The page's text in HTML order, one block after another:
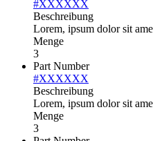
#XXXXXX
Beschreibung
Lorem, ipsum dolor sit
Menge
3
Part Number
#XXXXXX
Beschreibung
Lorem, ipsum dolor sit
Menge
3